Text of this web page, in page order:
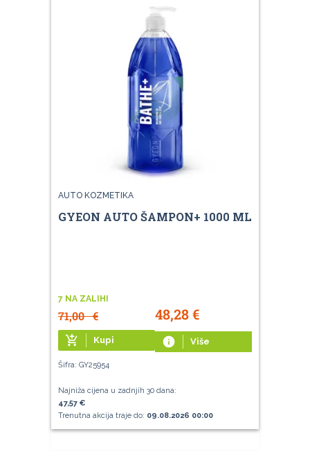
AUTO KOZMETIKA
GYEON AUTO ŠAMPON+ 1000 ML
7 NA ZALIHI
71,00€ 48,28€
add_shopping_cart Kupi info Više
Šifra: GY25954
Najniža cijena u zadnjih 30 dana:
47,57 €
Trenutna akcija traje do: 09.08.2026 00:00